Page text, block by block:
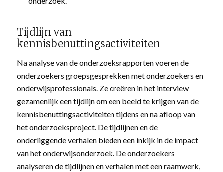
Tijdlijn van
kennisbenuttingsactiviteiten
Na analyse van de onderzoeksrapporten voeren de
onderzoekers groepsgesprekken met onderzoekers en
onderwijsprofessionals. Ze creëren in het interview
gezamenlijk een tijdlijn om een beeld te krijgen van de
kennisbenuttingsactiviteiten tijdens en na afloop van
het onderzoeksproject. De tijdlijnen en de
onderliggende verhalen bieden een inkijk in de impact
van het onderwijsonderzoek. De onderzoekers
analyseren de tijdlijnen en verhalen met een raamwerk,